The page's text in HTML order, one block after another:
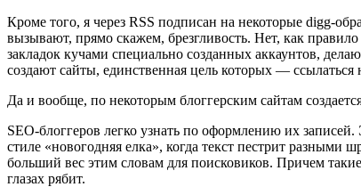
Кроме того, я через RSS подписан на некоторые digg-
вызывают, прямо скажем, брезгливость. Нет, как
закладок кучами специально созданных аккаунтов,
создают сайты, единственная цель которых —
Да и вообще, по некоторым блоггерским сайтам
SEO-блоггеров легко узнать по оформлению их
стиле «новогодняя елка», когда текст пестрит
больший вес этим словам для поисковиков. Причем
глазах рябит.